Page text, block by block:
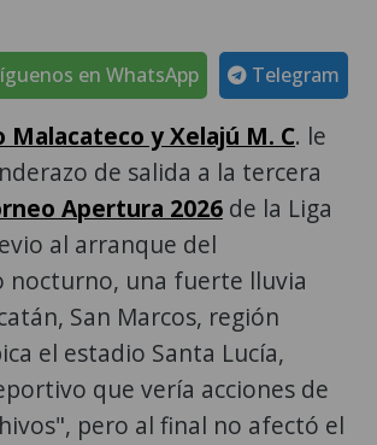
Telegram
en WhatsApp
Malacateco y Xelajú M. C. le
de salida a la tercera
Apertura 2026 de la Liga
al arranque del
nocturno, una fuerte lluvia
San Marcos, región
el estadio Santa Lucía,
que vería acciones de
pero al final no afectó el